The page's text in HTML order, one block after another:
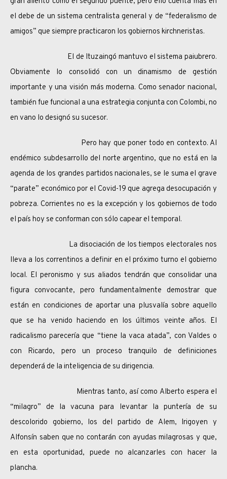
el debe de un sistema centralista general y de “federalismo de
amigos” que siempre practicaron los gobiernos kirchneristas.
El de Ituzaingó mantuvo el sistema paiubrero.
Obviamente lo consolidó con un dinamismo de gestión
importante y una visión más moderna. Como senador nacional,
también fue funcional a una estrategia conjunta con Colombi, no
en vano lo designó su sucesor.
Pero hay que poner todo en contexto. Al
endémico subdesarrollo del norte argentino, que no está en la
agenda de los grandes partidos nacionales, se le suma el grave
“parate” económico por el Covid-19 que agrega desocupación y
pobreza. Corrientes no es la excepción y los gobiernos de todo
el país hoy se conforman con sólo capear el temporal.
La disociación de los tiempos electorales nos
lleva a los correntinos a definir en el próximo turno el gobierno
local. El peronismo y sus aliados tendrán que consolidar una
figura convocante, pero fundamentalmente demostrar que
están en condiciones de aportar una plusvalía sobre aquello
que se ha venido haciendo en los últimos veinte años. El
radicalismo parecería que “tiene la vaca atada”, con Valdes o
con Ricardo, pero un proceso tranquilo de definiciones
dependerá de la inteligencia de su dirigencia.
Mientras tanto, así como Alberto espera el
“milagro” de la vacuna para levantar la puntería de su
descolorido gobierno, los del partido de Alem, Irigoyen y
Alfonsín saben que no contarán con ayudas milagrosas y que,
en esta oportunidad, puede no alcanzarles con hacer la
plancha.